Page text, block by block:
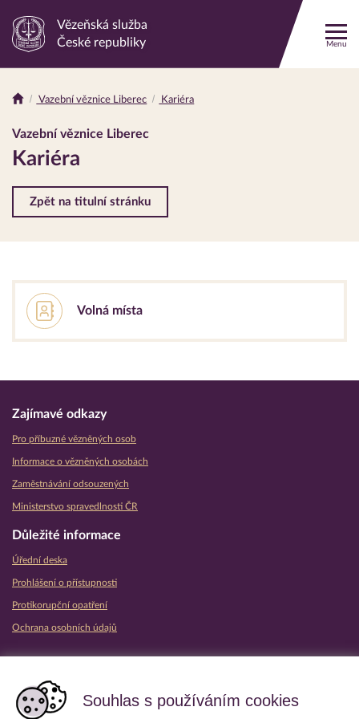
Souhlas s používáním cookies
Odkaz
stránku
Vězeňská služba
České republiky
Menu
Drobečková
navigace
Vazební věznice Liberec Kariéra
Vazební věznice Liberec
Kariéra
Zpět na titulní stránku
Volná místa
Zajímavé odkazy
Pro příbuzné vězněných osob
Informace o vězněných osobách
Zaměstnávání odsouzených
Ministerstvo spravedlnosti ČR
Důležité informace
Úřední deska
Prohlášení o přístupnosti
Protikorupční opatření
Ochrana osobních údajů